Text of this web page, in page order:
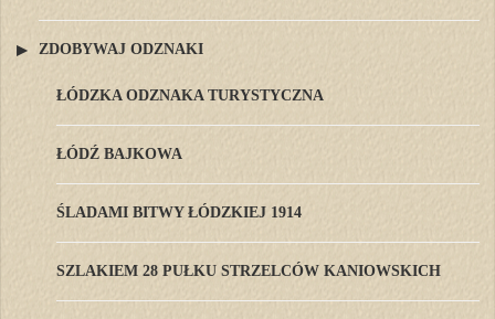
ZDOBYWAJ ODZNAKI
ŁÓDZKA ODZNAKA TURYSTYCZNA
ŁÓDŹ BAJKOWA
ŚLADAMI BITWY ŁÓDZKIEJ 1914
SZLAKIEM 28 PUŁKU STRZELCÓW KANIOWSKICH